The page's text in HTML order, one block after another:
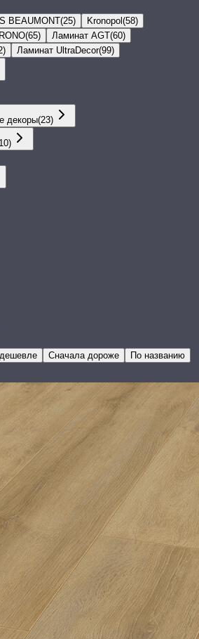
BEAUMONT(25) Kronopol (58)
(65) Ламинат AGT(60)
) Ламинат UltraDecor(99)
декоры(23)
10)
Сначала дороже По названию